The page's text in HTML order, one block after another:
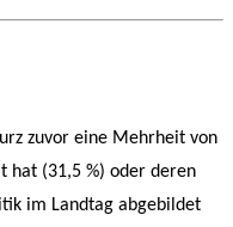
zuvor eine Mehrheit von
hat (31,5 %) oder deren
im Landtag abgebildet